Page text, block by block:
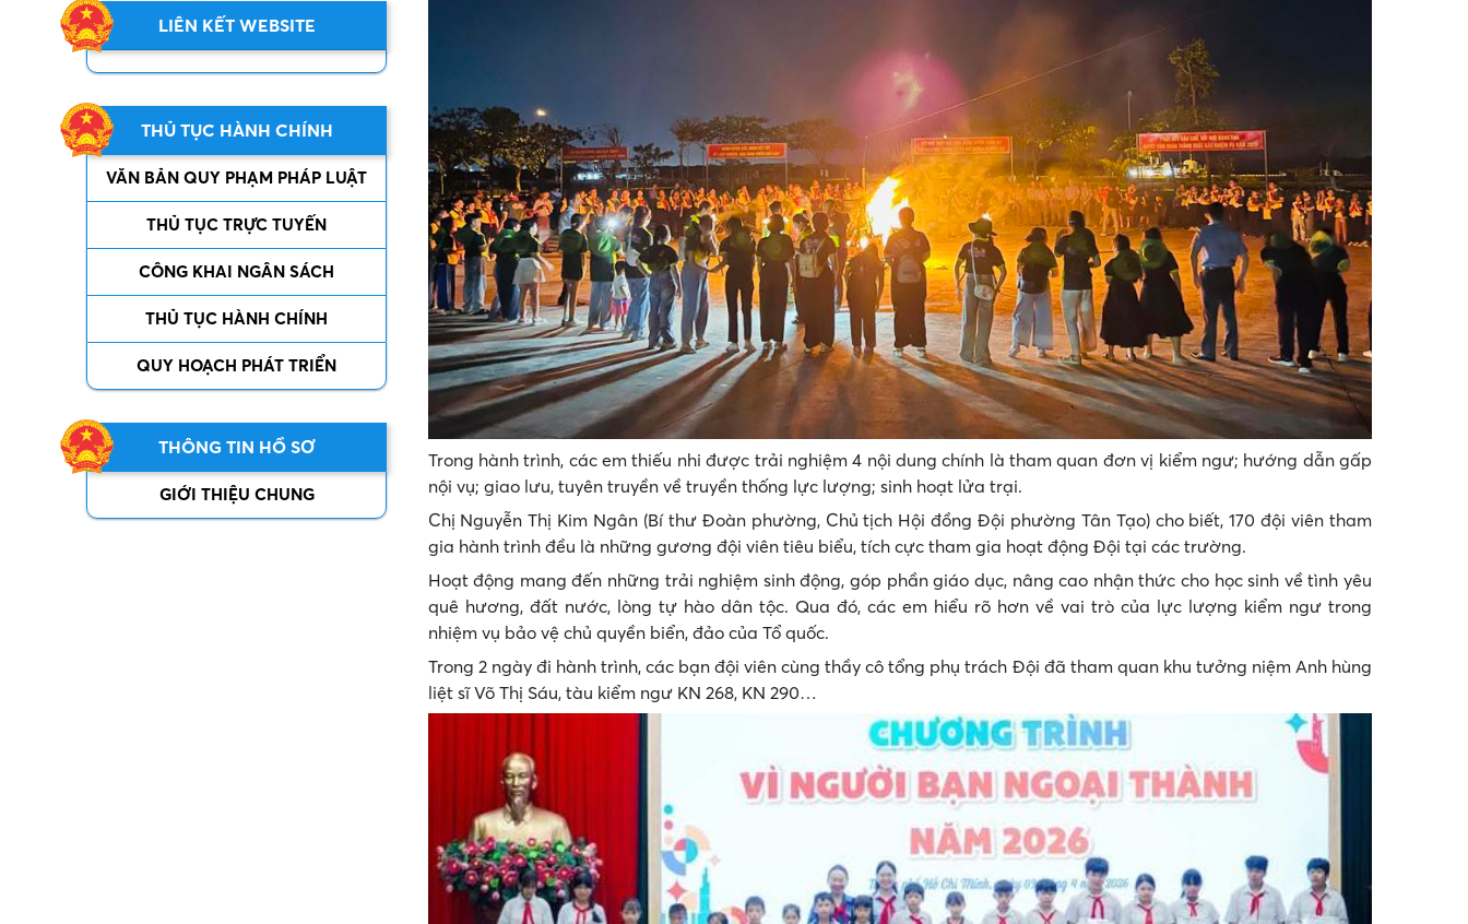
LIÊN KẾT WEBSITE
THỦ TỤC HÀNH CHÍNH
VĂN BẢN QUY PHẠM PHÁP LUẬT
THỦ TỤC TRỰC TUYẾN
CÔNG KHAI NGÂN SÁCH
THỦ TỤC HÀNH CHÍNH
QUY HOẠCH PHÁT TRIỂN
THÔNG TIN HỒ SƠ
GIỚI THIỆU CHUNG
Trong hành trình, các em thiếu nhi được trải nghiệm 4 nội dung chính là tham quan đơn vị kiểm ngư; hướng dẫn gấp
nội vụ; giao lưu, tuyên truyền về truyền thống lực lượng; sinh hoạt lửa trại.
Chị Nguyễn Thị Kim Ngân (Bí thư Đoàn phường, Chủ tịch Hội đồng Đội phường Tân Tạo) cho biết, 170 đội viên tham
gia hành trình đều là những gương đội viên tiêu biểu, tích cực tham gia hoạt động Đội tại các trường.
Hoạt động mang đến những trải nghiệm sinh động, góp phần giáo dục, nâng cao nhận thức cho học sinh về tình yêu
quê hương, đất nước, lòng tự hào dân tộc. Qua đó, các em hiểu rõ hơn về vai trò của lực lượng kiểm ngư trong
nhiệm vụ bảo vệ chủ quyền biển, đảo của Tổ quốc.
Trong 2 ngày đi hành trình, các bạn đội viên cùng thầy cô tổng phụ trách Đội đã tham quan khu tưởng niệm Anh hùng
liệt sĩ Võ Thị Sáu, tàu kiểm ngư KN 268, KN 290…